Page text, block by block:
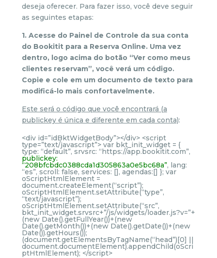
deseja oferecer. Para fazer isso, você deve seguir
as seguintes etapas:
1. Acesse do Painel de Controle da sua conta
do Bookitit para a Reserva Online. Uma vez
dentro, logo acima do botão “Ver como meus
clientes reservam”, você verá um código.
Copie e cole em um documento de texto para
modificá-lo mais confortavelmente.
Este será o código que você encontrará (a
publickey é única e diferente em cada conta):
<div id=”idBktWidgetBody”></div> <script
type=”text/javascript”> var bkt_init_widget = {
type: “default”, srvsrc: “https://app.bookitit.com”,
publickey:
“208bfcbdc0388cda1d305863a0e5bc68a”, lang:
“es”, scroll: false, services: [], agendas:[] }; var
oScriptHtmlElement =
document.createElement(“script”);
oScriptHtmlElement.setAttribute(“type”,
“text/javascript”);
oScriptHtmlElement.setAttribute(“src”,
bkt_init_widget.srvsrc+”/js/widgets/loader.js?v=”+
(new Date().getFullYear())+(new
Date().getMonth())+(new Date().getDate())+(new
Date()).getHours());
(document.getElementsByTagName(“head”)[0] ||
document.documentElement).appendChild(oScri
ptHtmlElement); </script>